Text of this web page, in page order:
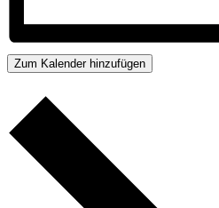
Zum Kalender hinzufügen